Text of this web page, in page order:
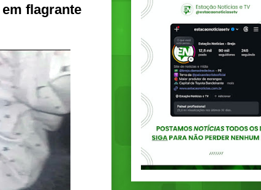
flagrante